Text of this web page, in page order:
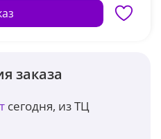
заказа
сегодня, из ТЦ